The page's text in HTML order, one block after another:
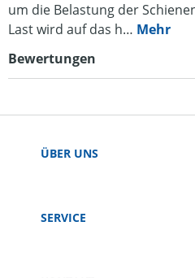
um die Belastung der
Last wird auf das h… Mehr
Bewertungen
ÜBER UNS
SERVICE